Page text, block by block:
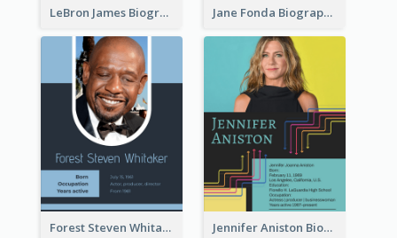
LeBron James Biography Jane Fonda Biography
Forest Steven Whitaker Biography Jennifer Aniston Biography